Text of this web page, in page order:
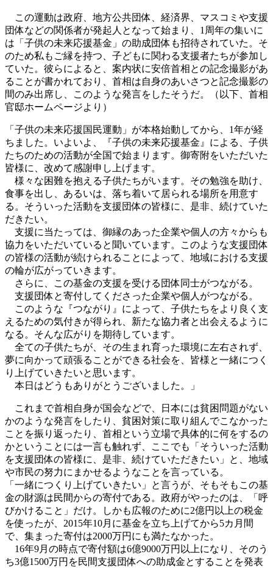
この運動は政府、地方公共団体、経済界、マスコミや支援
団体などの関係者が発起人となって始まり、1周年の集いに
は「子供の未来応援基金」の助成団体も招待されていた。そ
のため私もご縁を持つ、子どもに関わる支援者たちが参加し
ていた。彼らによると、案内状に安倍首相との記念撮影があ
ることが書かれており、首相は自身のあいさつと記念撮影の
間のみ出席し、このような発言をしたそうだ。（以下、首相
官邸ホームページより）
「子供の未来応援国民運動」が本格始動してから、1年が経
ちました。いよいよ、『子供の未来応援基金』による、子供
たちのための活動が全国で始まります。御寄附をいただいた
皆様に、改めて感謝申し上げます。
様々な困難を抱える子供たちがいます。その勉強を助け、
食事を出し、あるいは、落ち着いて居られる場所を用意す
る。そういった活動を支援団体の皆様に、是非、続けていた
だきたい。
支援に当たっては、御縁のあった企業や個人の方々からも
協力をいただいていると聞いています。このような支援団体
の皆様の活動が続けられることによって、地域における支援
の輪が広がっていきます。
さらに、この基金の支援を受ける団体同士がつながる。
支援団体と寄付してくださった企業や個人がつながる。
このような『つながり』によって、子供たちをより良く支
えるための気付きが得られ、新たな協力者と出会えるように
なる。そんな広がりを期待しています。
全ての子供たちが、その生まれ育った環境に左右されず、
夢に向かって頑張ることができる社会を、皆様と一緒につく
り上げていきたいと思います。
本日はどうもありがとうございました。」
これまで首相自身が国会などで、日本には貧困問題がない
かのような発言をしたり、貧困対策に取り組んでこなかった
ことを振り返ったり、首相という立場で具体的に何をするの
かということには一言も触れず、ここでも「そういった活動
を支援団体の皆様に、是非、続けていただきたい」と、地域
や市民の努力にまかせるようなことを言っている。
「一緒につくり上げていきたい」と言うが、そもそもこの基
金の財源は民間からの寄付である。政府がやったのは、「呼
びかけること」だけ。しかも広報のために2億円以上の税金
を使ったが、2015年10月に基金を立ち上げてから5カ月間
で、集まった寄付は2000万円にも満たなかった。
16年9月の時点で寄付額は6億9000万円以上になり、そのう
ち3億1500万円を民間支援団体への助成金とすることを発表